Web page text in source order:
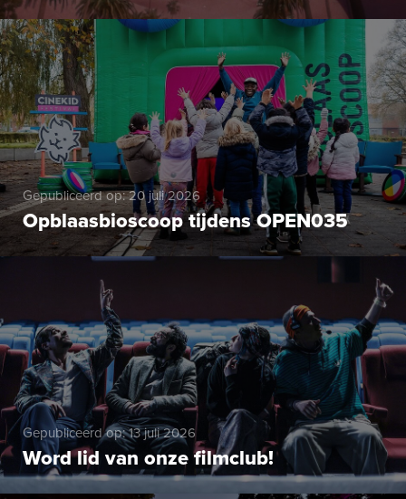
Gepubliceerd op: 20 juli 2026
Opblaasbioscoop tijdens OPEN035
Gepubliceerd op: 13 juli 2026
Word lid van onze filmclub!